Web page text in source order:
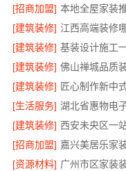
[招商加盟] 本地全屋家装
[建筑装修] 江西高端装修
[建筑装修]
[建筑装修]
[建筑装修] 匠心制作新中
[生活服务] 湖北省惠物电
[建筑装修] 西安未央区一
[招商加盟] 嘉兴美居乐家
[资源材料]